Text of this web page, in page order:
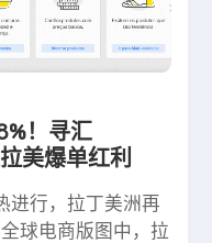
！寻汇
美爆单红利
进行，拉丁美洲再
球电商版图中，拉